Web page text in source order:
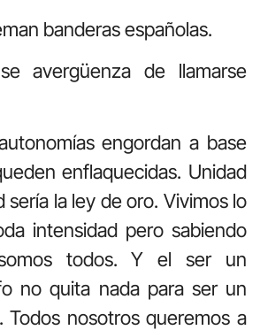
banderas españolas.
avergüenza de llamarse
engordan a base
enflaquecidas. Unidad
sería la ley de oro. Vivimos lo
intensidad pero sabiendo
todos. Y el ser un
no quita nada para ser un
Todos nosotros queremos a